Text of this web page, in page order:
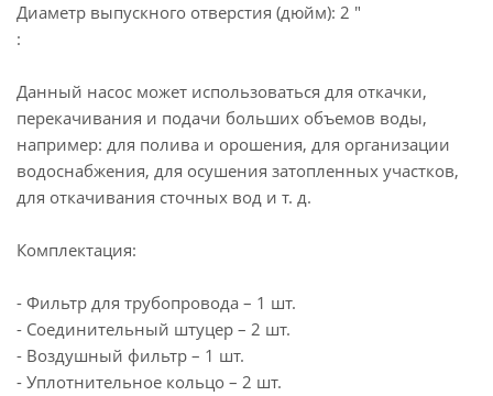
Диаметр выпускного отверстия (дюйм): 2 "
:
Данный насос может использоваться для откачки,
перекачивания и подачи больших объемов воды,
например: для полива и орошения, для организации
водоснабжения, для осушения затопленных участков,
для откачивания сточных вод и т. д.
Комплектация:
- Фильтр для трубопровода – 1 шт.
- Соединительный штуцер – 2 шт.
- Воздушный фильтр – 1 шт.
- Уплотнительное кольцо – 2 шт.